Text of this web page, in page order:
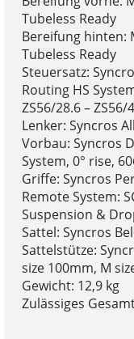
Tubeless Ready
Bereifung hinten:
Tubeless Ready
Steuersatz:
Routing HS
ZS56/28.6 – ZS56/
Lenker: Syncros
Vorbau: Syncros
System, 0° rise,
Griffe: Syncros
Remote System:
Suspension &
Sattel: Syncros
Sattelstütze:
size 100mm, M
Gewicht: 12,9 kg
Zulässiges